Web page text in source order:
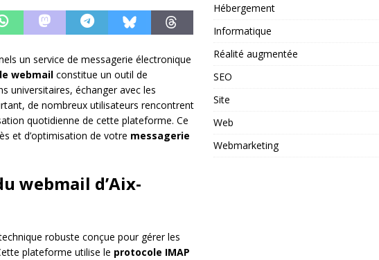
un service de messagerie électronique
webmail constitue un outil de
universitaires, échanger avec les
de nombreux utilisateurs rencontrent
quotidienne de cette plateforme. Ce
et d’optimisation de votre messagerie
webmail d’Aix-
robuste conçue pour gérer les
plateforme utilise le protocole IMAP
Hébergement
Informatique
Réalité augmentée
SEO
Site
Web
Webmarketing